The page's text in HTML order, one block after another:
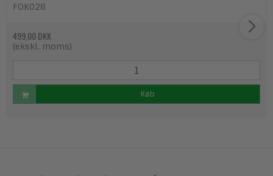
FOK028
499,00 DKK
(ekskl. moms)
Køb